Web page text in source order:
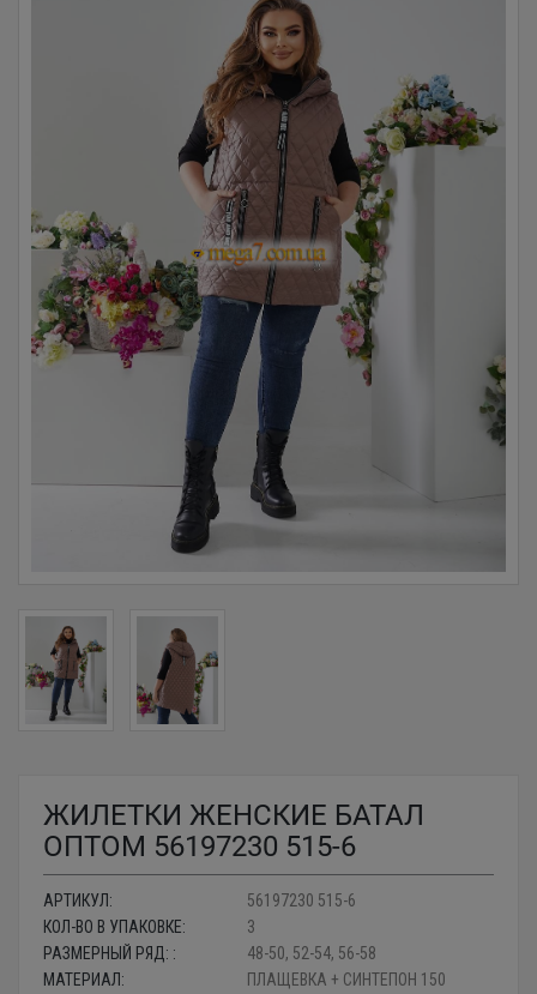
ЖИЛЕТКИ ЖЕНСКИЕ БАТАЛ
ОПТОМ 56197230 515-6
АРТИКУЛ:
56197230 515-6
КОЛ-ВО В УПАКОВКЕ:
3
РАЗМЕРНЫЙ РЯД: :
48-50, 52-54, 56-58
МАТЕРИАЛ:
ПЛАЩЕВКА + СИНТЕПОН 150